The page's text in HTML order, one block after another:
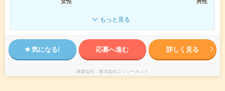
もっと見る
気になる! 応募へ進む 詳しく見る
派遣会社 株式会社ニッソーネット